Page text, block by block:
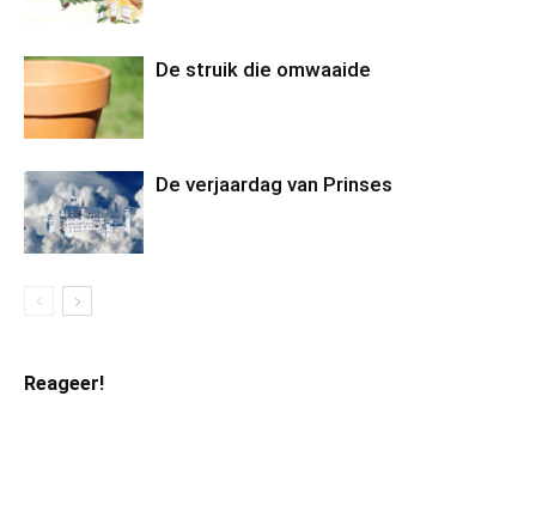
De struik die omwaaide
De verjaardag van Prinses
Reageer!